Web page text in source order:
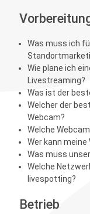
Was muss ich
Wie plane ich
Livestreaming?
Was ist der
Welcher der
Webcam?
Welche
Wer kann
Was muss
Welche
livespotting?
Betrieb